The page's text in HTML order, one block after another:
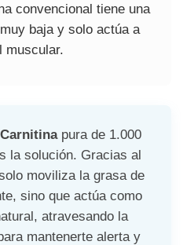
convencional tiene una
baja y solo actúa a
muscular.
pura de 1.000
la solución. Gracias al
moviliza la grasa de
sino que actúa como
atravesando la
mantenerte alerta y